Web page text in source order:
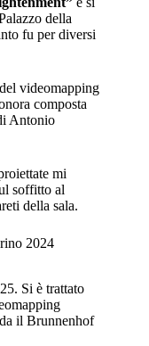
della
fu per diversi
videomapping
composta
Antonio
mi
soffitto al
della sala.
Si è trattato
il Brunnenhof